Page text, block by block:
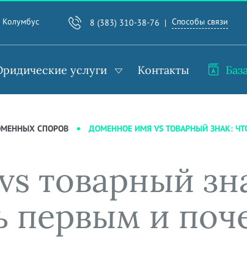
Колумбус 8 (383) 310-38-76 Способы связи
услуги Контакты
СПОРОВ ДОМЕННОЕ ИМЯ VS ТОВАРНЫЙ ЗНАК:
товарный
первым и